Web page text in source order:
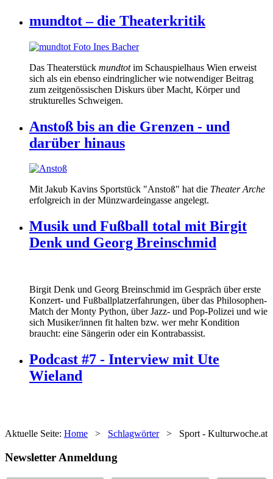
mundtot – die Theaterkritik
Das Theaterstück mundtotim Schauspielhaus Wien erweist
sich als ein ebenso eindringlicher wie notwendiger Beitrag
zum zeitgenössischen Diskurs über Macht, Körper und
strukturelles Schweigen.
Anstoß bis an die Grenzen - und
darüber hinaus
Mit Jakub Kavins Sportstück "Anstoß" hat die Theater Arche
erfolgreich in der Münzwardeingasse angelegt.
Musik und Fußball total mit Birgit
Denk und Georg Breinschmid
Birgit Denk und Georg Breinschmid im Gespräch über erste
Konzert- und Fußballplatzerfahrungen, über das Philosophen-
Match der Monty Python, über Jazz- und Pop-Polizei und wie
sich Musiker/innen fit halten bzw. wer mehr Kondition
braucht: eine Sängerin oder ein Kontrabassist.
Podcast #7 - Interview mit Ute
Wieland
Aktuelle Seite: Home > Schlagwörter > Sport - Kulturwoche.at
Newsletter Anmeldung